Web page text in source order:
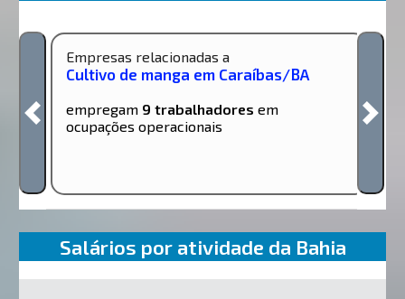
Empresas relacionadas a
Cultivo de manga em Caraíbas/BA
empregam 9 trabalhadores em
ocupações operacionais
Salários por atividade da Bahia